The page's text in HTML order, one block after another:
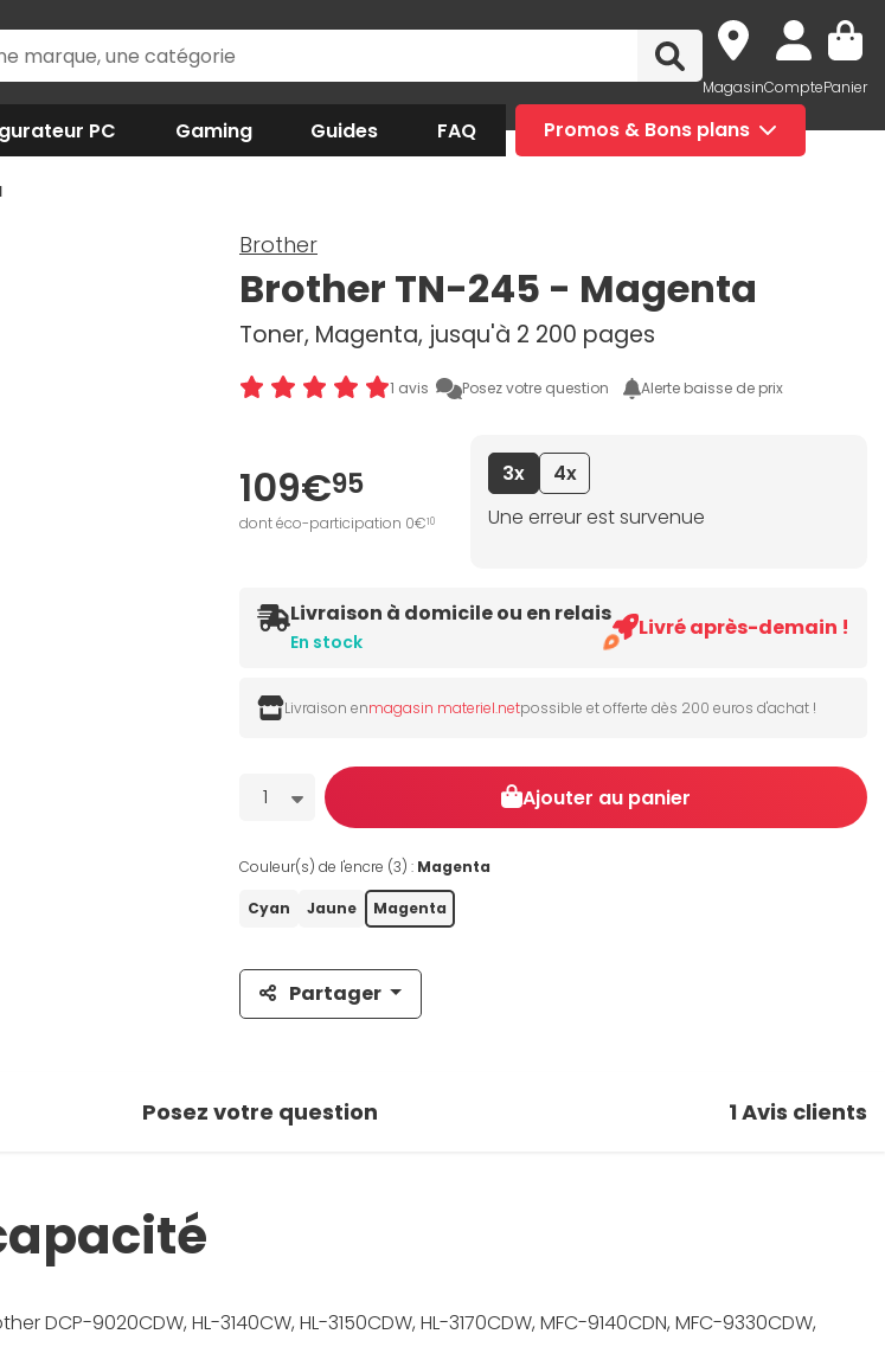
MagasinComptePanier
PC Gaming Guides FAQ Promos & Bons plans
Brother
Brother TN-245 - Magenta
Toner, Magenta, jusqu'à 2 200 pages
1 avis Posez votre question Alerte baisse de prix
109€95
dont éco-participation 0€10
3x
4x
Une erreur est survenue
Livraison à domicile ou en relais
En stock
Livré après-demain !
Livraison enmagasin materiel.netpossible et offerte dès 200 euros d'achat !
Quantité
1 Ajouter au panier
Couleur(s) de l'encre (3) : Magenta
Cyan Jaune Magenta
Partager
Posez votre question 1Avis clients
9020CDW, HL-3140CW, HL-3150CDW, HL-3170CDW, MFC-9140CDN, MFC-9330CDW,